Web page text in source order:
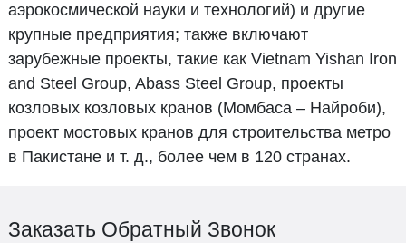
аэрокосмической науки и технологий) и другие
крупные предприятия; также включают
зарубежные проекты, такие как Vietnam Yishan Iron
and Steel Group, Abass Steel Group, проекты
козловых козловых кранов (Момбаса – Найроби),
проект мостовых кранов для строительства метро
в Пакистане и т. д., более чем в 120 странах.
Заказать Обратный Звонок